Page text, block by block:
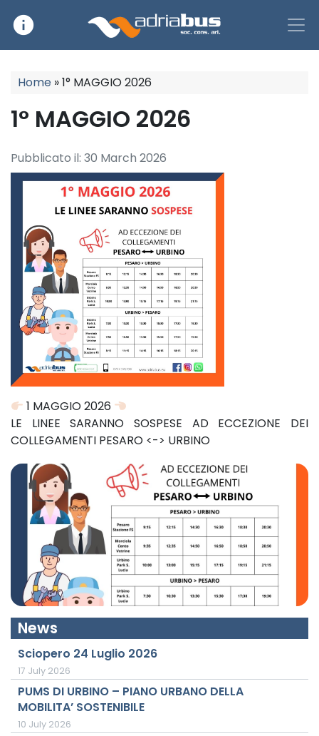
Main Navigation
info
News
Sciopero 24 Luglio 2026
17 July 2026
PUMS DI URBINO – PIANO URBANO DELLA
MOBILITA’ SOSTENIBILE
10 July 2026
Home »1° MAGGIO 2026
1° MAGGIO 2026
Pubblicato il: 30 March 2026
1 MAGGIO 2026
LE LINEE SARANNO SOSPESE AD ECCEZIONE DEI
COLLEGAMENTI PESARO <-> URBINO